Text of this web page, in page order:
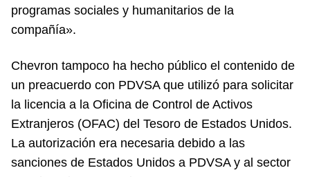
programas sociales y humanitarios de la
compañía».
Chevron tampoco ha hecho público el contenido de
un preacuerdo con PDVSA que utilizó para solicitar
la licencia a la Oficina de Control de Activos
Extranjeros (OFAC) del Tesoro de Estados Unidos.
La autorización era necesaria debido a las
sanciones de Estados Unidos a PDVSA y al sector